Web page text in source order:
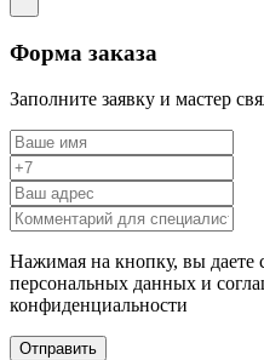
Форма заказа
Заполните заявку и мастер
Нажимая на кнопку, вы даете
персональных данных и
конфиденциальности
Отправить